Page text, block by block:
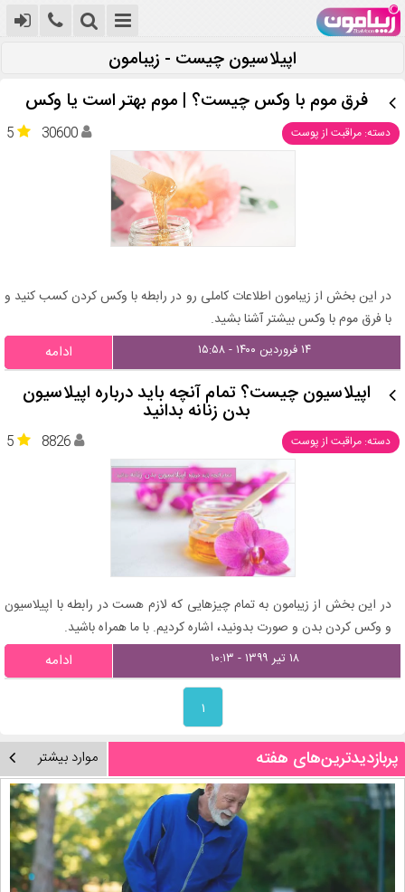
اپیلاسیون چیست - زیبامون
فرق موم با وکس چیست؟ | موم بهتر است یا وکس
دسته: مراقبت از پوست 5 30600
در این بخش از زیبامون اطلاعات کاملی رو در رابطه با وکس کردن کسب کنید و
با فرق موم با وکس بیشتر آشنا بشید.
۱۴ فروردین ۱۴۰۰ - ۱۵:۵۸ ادامه
اپیلاسیون چیست؟ تمام آنچه باید درباره اپیلاسیون
بدن زنانه بدانید
دسته: مراقبت از پوست 5 8826
در این بخش از زیبامون به تمام چیزهایی که لازم هست در رابطه با اپیلاسیون
و وکس کردن بدن و صورت بدونید، اشاره کردیم. با ما همراه باشید.
۱۸ تیر ۱۳۹۹ - ۱۰:۱۳ ادامه
۱
پربازدیدترین‌های هفته موارد بیشتر